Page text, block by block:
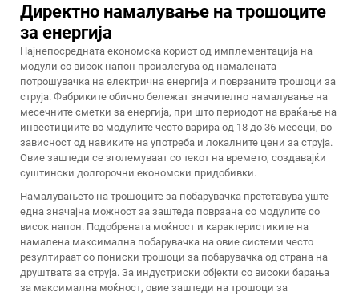
Директно намалување на трошоците
за енергија
Најнепосредната економска корист од имплементација на
модули со висок напон произлегува од намалената
потрошувачка на електрична енергија и поврзаните трошоци за
струја. Фабриките обично бележат значително намалување на
месечните сметки за енергија, при што периодот на враќање на
инвестициите во модулите често варира од 18 до 36 месеци, во
зависност од навиките на употреба и локалните цени за струја.
Овие заштеди се зголемуваат со текот на времето, создавајќи
суштински долгорочни економски придобивки.
Намалувањето на трошоците за побарувачка претставува уште
една значајна можност за заштеда поврзана со модулите со
висок напон. Подобрената моќност и карактеристиките на
намалена максимална побарувачка на овие системи често
резултираат со пониски трошоци за побарувачка од страна на
друштвата за струја. За индустриски објекти со високи барања
за максимална моќност, овие заштеди на трошоци за